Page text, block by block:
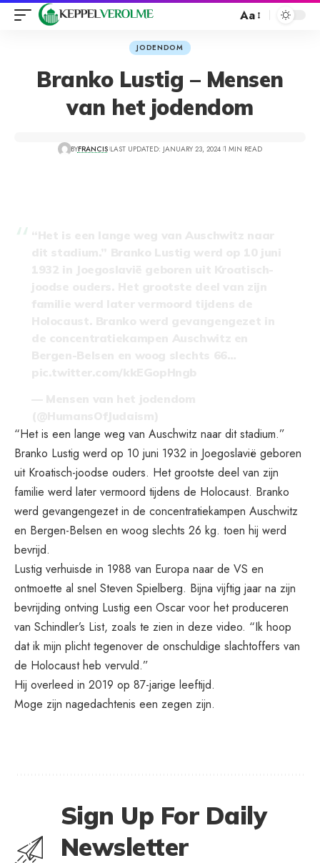
Aa
JODENDOM
Branko Lustig – Mensen
van het jodendom
BYFRANCIS LAST UPDATED: JANUARY 23, 2024 1 MIN READ
“Het is een lange weg van Auschwitz naar dit stadium.”
Branko Lustig werd op 10 juni 1932 in Joegoslavië geboren
uit Kroatisch-joodse ouders. Het grootste deel van zijn
familie werd later vermoord tijdens de Holocaust. Branko
werd gevangengezet in de concentratiekampen Auschwitz
en Bergen-Belsen en woog slechts 26 kg. toen hij werd
bevrijd.
Lustig verhuisde in 1988 van Europa naar de VS en
ontmoette al snel Steven Spielberg. Bijna vijftig jaar na zijn
bevrijding ontving Lustig een Oscar voor het produceren
van Schindler’s List, zoals te zien in deze video. “Ik hoop
dat ik mijn plicht tegenover de onschuldige slachtoffers van
de Holocaust heb vervuld.”
Hij overleed in 2019 op 87-jarige leeftijd.
Moge zijn nagedachtenis een zegen zijn.
Sign Up For Daily
Newsletter